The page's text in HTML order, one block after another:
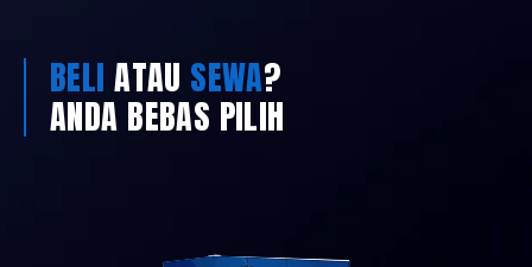
BELI ATAU SEWA?
ANDA BEBAS PILIH